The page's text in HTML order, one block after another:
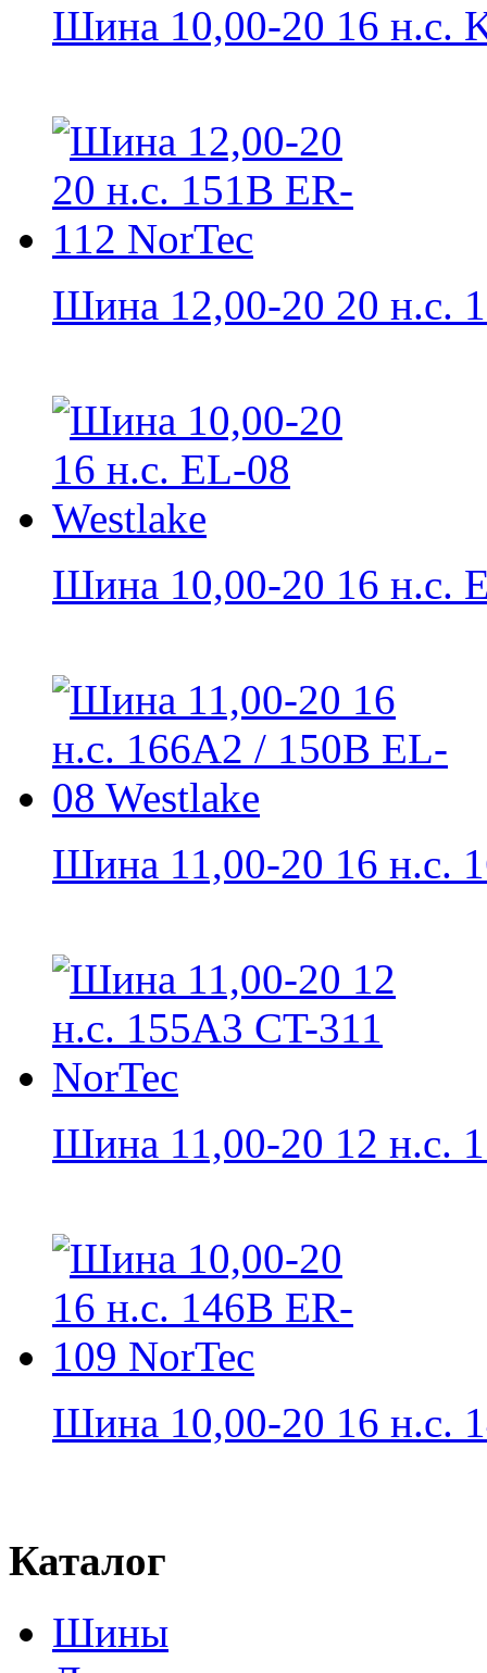
Шина 10,00-20 16 н.с.
Шина 12,00-20 20 н.с.
Шина 10,00-20 16 н.с.
Шина 11,00-20 16 н.с.
Шина 11,00-20 12 н.с.
Шина 10,00-20 16 н.с.
Каталог
Шины